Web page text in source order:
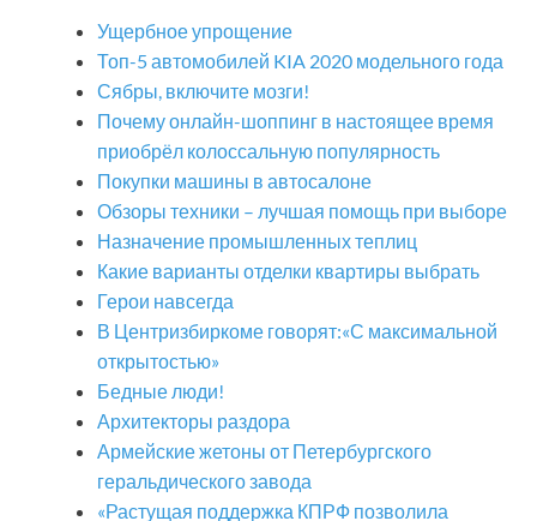
Ущербное упрощение
Топ-5 автомобилей KIA 2020 модельного года
Сябры, включите мозги!
Почему онлайн-шоппинг в настоящее время
приобрёл колоссальную популярность
Покупки машины в автосалоне
Обзоры техники – лучшая помощь при выборе
Назначение промышленных теплиц
Какие варианты отделки квартиры выбрать
Герои навсегда
В Центризбиркоме говорят:«С максимальной
открытостью»
Бедные люди!
Архитекторы раздора
Армейские жетоны от Петербургского
геральдического завода
«Растущая поддержка КПРФ позволила